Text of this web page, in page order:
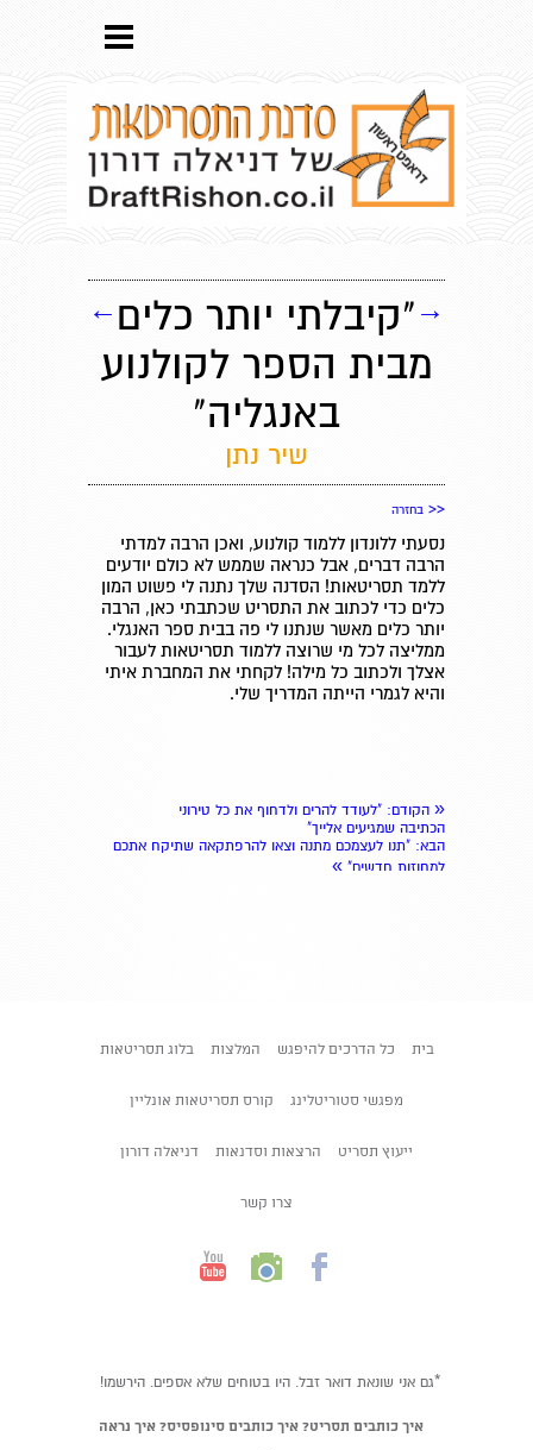
"קיבלתי יותר כלים
מבית הספר לקולנוע
באנגליה"
שיר נתן
← →
<< בחזרה
נסעתי ללונדון ללמוד קולנוע, ואכן הרבה למדתי
הרבה דברים, אבל כנראה שממש לא כולם יודעים
ללמד תסריטאות! הסדנה שלך נתנה לי פשוט המון
כלים כדי לכתוב את התסריט שכתבתי כאן, הרבה
יותר כלים מאשר שנתנו לי פה בבית ספר האנגלי.
ממליצה לכל מי שרוצה ללמוד תסריטאות לעבור
אצלך ולכתוב כל מילה! לקחתי את המחברת איתי
והיא לגמרי הייתה המדריך שלי.
« הקודם: "לעודד להרים ולדחוף את כל טירוני
הכתיבה שמגיעים אלייך"
הבא: "תנו לעצמכם מתנה וצאו להרפתקאה שתיקח אתכם
למחוזות חדשים" »
בית כל הדרכים להיפגש המלצות בלוג תסריטאות
מפגשי סטוריטלינג קורס תסריטאות אונליין
ייעוץ תסריט הרצאות וסדנאות דניאלה דורון
צרו קשר
*גם אני שונאת דואר זבל. היו בטוחים שלא אספים. הירשמו!
איך כותבים תסריט? איך כותבים סינופסיס? איך נראה